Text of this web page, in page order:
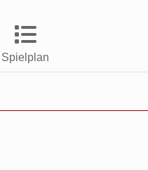
Spielplan